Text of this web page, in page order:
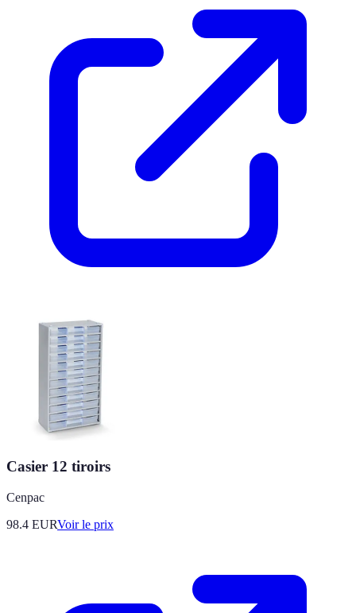
Casier 12 tiroirs
Cenpac
98.4 EURVoir le prix